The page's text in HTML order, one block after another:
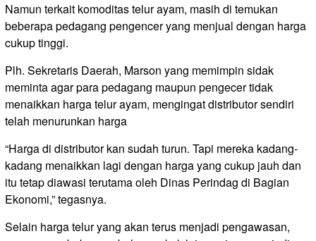
Namun terkait komoditas telur ayam, masih di temukan
beberapa pedagang pengencer yang menjual dengan harga
cukup tinggi.
Plh. Sekretaris Daerah, Marson yang memimpin sidak
meminta agar para pedagang maupun pengecer tidak
menaikkan harga telur ayam, mengingat distributor sendiri
telah menurunkan harga
“Harga di distributor kan sudah turun. Tapi mereka kadang-
kadang menaikkan lagi dengan harga yang cukup jauh dan
itu tetap diawasi terutama oleh Dinas Perindag di Bagian
Ekonomi,” tegasnya.
Selain harga telur yang akan terus menjadi pengawasan,